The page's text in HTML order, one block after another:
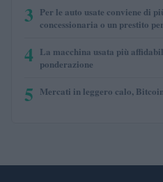
3 Per le auto usate conviene di
concessionaria o un prestito
4 La macchina usata più
ponderazione
5 Mercati in leggero calo,